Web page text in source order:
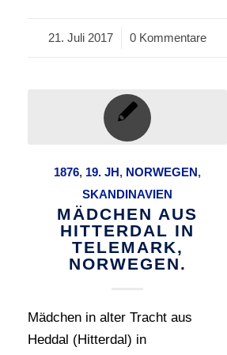
21. Juli 2017
/ 0 Kommentare
1876, 19. JH, NORWEGEN,
SKANDINAVIEN
MÄDCHEN AUS
HITTERDAL IN
TELEMARK,
NORWEGEN.
Mädchen in alter Tracht aus
Heddal (Hitterdal) in